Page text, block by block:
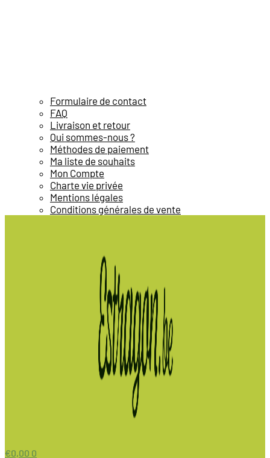
Formulaire de contact
FAQ
Livraison et retour
Qui sommes-nous ?
Méthodes de paiement
Ma liste de souhaits
Mon Compte
Charte vie privée
Mentions légales
Conditions générales de vente
€0,00 0